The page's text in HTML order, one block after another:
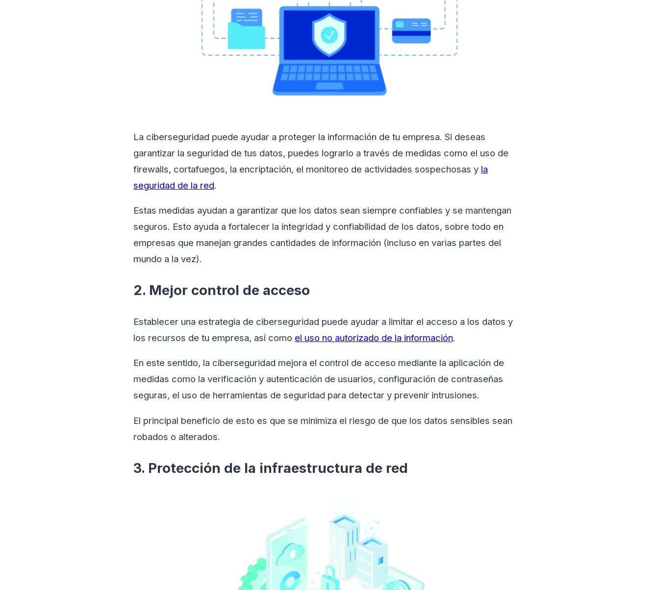
La ciberseguridad puede ayudar a proteger la información de tu empresa. Si deseas
garantizar la seguridad de tus datos, puedes lograrlo a través de medidas como el uso de
firewalls, cortafuegos, la encriptación, el monitoreo de actividades sospechosas y la
seguridad de la red.
Estas medidas ayudan a garantizar que los datos sean siempre confiables y se mantengan
seguros. Esto ayuda a fortalecer la integridad y confiabilidad de los datos, sobre todo en
empresas que manejan grandes cantidades de información (incluso en varias partes del
mundo a la vez).
2. Mejor control de acceso
Establecer una estrategia de ciberseguridad puede ayudar a limitar el acceso a los datos y
los recursos de tu empresa, así como el uso no autorizado de la información.
En este sentido, la ciberseguridad mejora el control de acceso mediante la aplicación de
medidas como la verificación y autenticación de usuarios, configuración de contraseñas
seguras, el uso de herramientas de seguridad para detectar y prevenir intrusiones.
El principal beneficio de esto es que se minimiza el riesgo de que los datos sensibles sean
robados o alterados.
3. Protección de la infraestructura de red